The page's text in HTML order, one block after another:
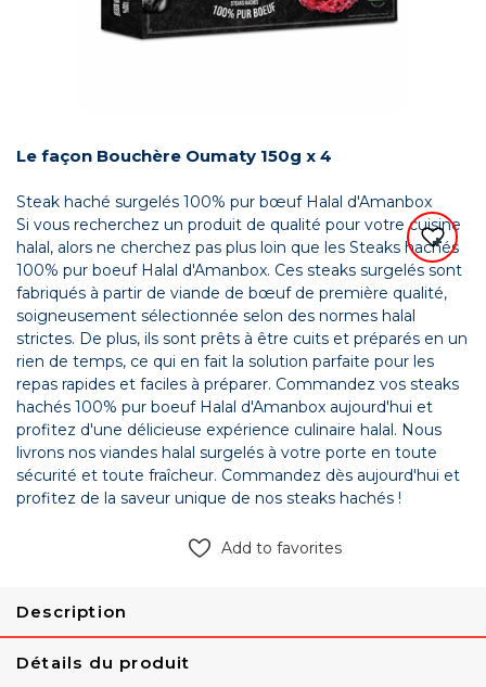
Le façon Bouchère Oumaty 150g x 4
Steak haché surgelés 100% pur bœuf Halal d'Amanbox
Si vous recherchez un produit de qualité pour votre cuisine
halal, alors ne cherchez pas plus loin que les Steaks hachés
100% pur boeuf Halal d'Amanbox. Ces steaks surgelés sont
fabriqués à partir de viande de bœuf de première qualité,
soigneusement sélectionnée selon des normes halal
strictes. De plus, ils sont prêts à être cuits et préparés en un
rien de temps, ce qui en fait la solution parfaite pour les
repas rapides et faciles à préparer. Commandez vos steaks
hachés 100% pur boeuf Halal d'Amanbox aujourd'hui et
profitez d'une délicieuse expérience culinaire halal. Nous
livrons nos viandes halal surgelés à votre porte en toute
sécurité et toute fraîcheur. Commandez dès aujourd'hui et
profitez de la saveur unique de nos steaks hachés !
Add to favorites
Description
Détails du produit